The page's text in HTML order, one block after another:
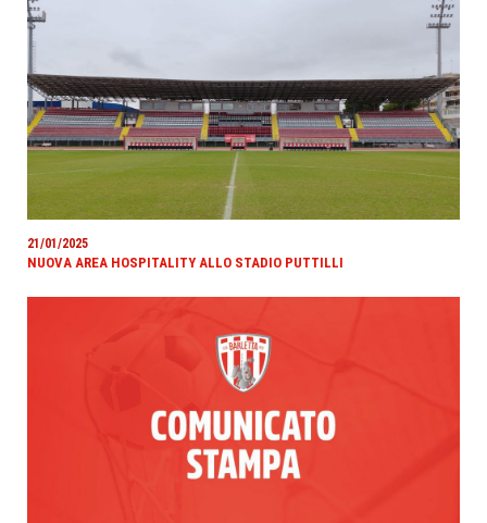
21/01/2025
NUOVA AREA HOSPITALITY ALLO STADIO PUTTILLI